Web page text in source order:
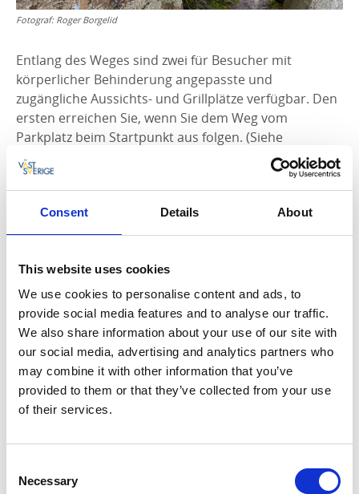
Consent Details About
This website uses cookies
We use cookies to personalise content and ads, to
provide social media features and to analyse our traffic.
We also share information about your use of our site with
our social media, advertising and analytics partners who
may combine it with other information that you’ve
provided to them or that they’ve collected from your use
of their services.
Selection
Necessary
Fotograf: Roger Borgelid
Entlang des Weges sind zwei für Besucher mit
körperlicher Behinderung angepasste und
zugängliche Aussichts- und Grillplätze verfügbar. Den
ersten erreichen Sie, wenn Sie dem Weg vom
Parkplatz beim Startpunkt aus folgen. (Siehe
untenstehende Information über den Startpunkt.)
Der Aussichtsplatz bietet einen 360°-Blick über die
bezaubernde Küstenlandschaft. Unter anderem
können Sie die mächtigeFestung Carlsten
sehen. Den
zweiten Aussichtsplatz erreichen Sie wie folgt: Falls Sie
Strasse Idrottsgatan, da diese bei einem mit Kies
belegten Parkplatz nach rechts abbiegt, wo der blaue
und schwarze Weg nach links in den Wald hinein
führen. Bei diesem Aussichts- und Grillplatz kann man
in einer Windschutzhütte übernachten.
Der schwarze Weg – Klippen und einstige
Schützengraben
mit fantastischen Aussichten eignet sich der schwarze
Wanderwege, mit Treppen und Holzstegen über